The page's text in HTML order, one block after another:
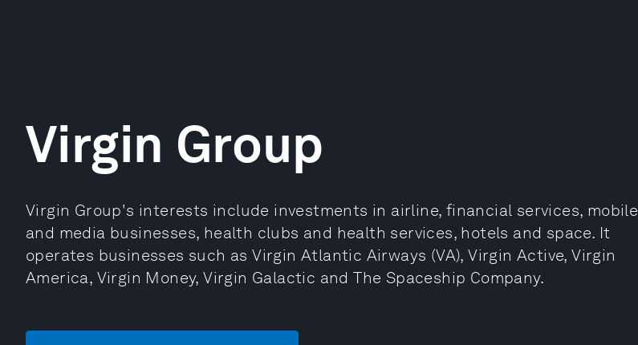
Virgin Group
Virgin Group's interests include investments in airline, financial services, mobile
and media businesses, health clubs and health services, hotels and space. It
operates businesses such as Virgin Atlantic Airways (VA), Virgin Active, Virgin
America, Virgin Money, Virgin Galactic and The Spaceship Company.